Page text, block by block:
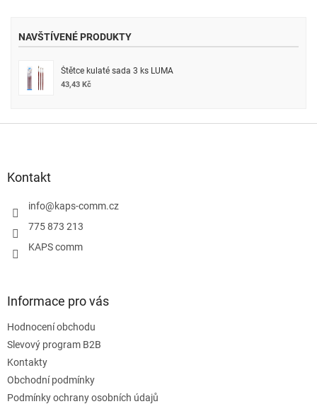
NAVŠTÍVENÉ PRODUKTY
Štětce kulaté sada 3 ks LUMA
43,43 Kč
Kontakt
info@kaps-comm.cz
775 873 213
KAPS comm
Informace pro vás
Hodnocení obchodu
Slevový program B2B
Kontakty
Obchodní podmínky
Podmínky ochrany osobních údajů